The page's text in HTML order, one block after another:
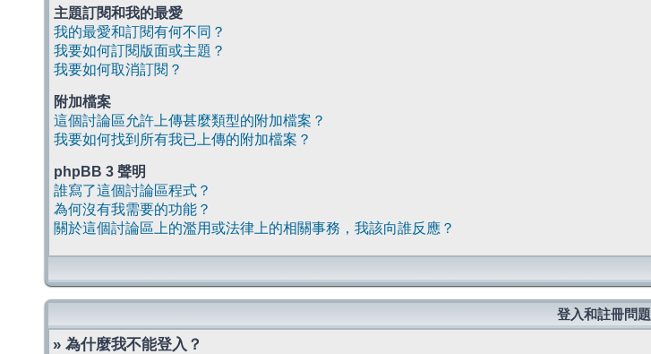
主題訂閱和我的最愛
我的最愛和訂閱有何不同？
我要如何訂閱版面或主題？
我要如何取消訂閱？
附加檔案
這個討論區允許上傳甚麼類型的附加檔案？
我要如何找到所有我已上傳的附加檔案？
phpBB 3 聲明
誰寫了這個討論區程式？
為何沒有我需要的功能？
關於這個討論區上的濫用或法律上的相關事務，我該向誰反應？
登入和註冊問題
» 為什麼我不能登入？